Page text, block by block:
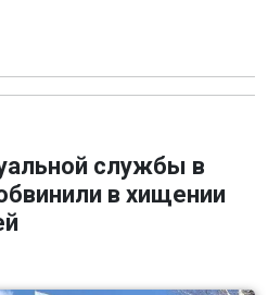
службы в
в хищении